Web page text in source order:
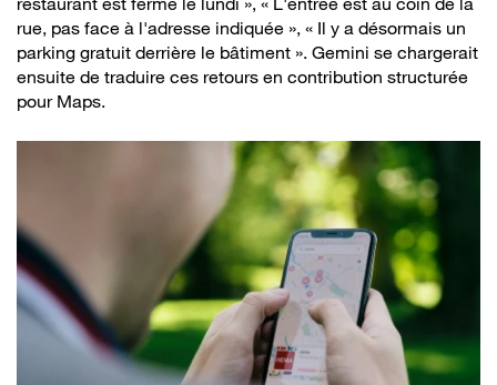
rue, pas face à l'adresse indiquée », « Il y a désormais un
parking gratuit derrière le bâtiment ». Gemini se chargerait
ensuite de traduire ces retours en contribution structurée
pour Maps.